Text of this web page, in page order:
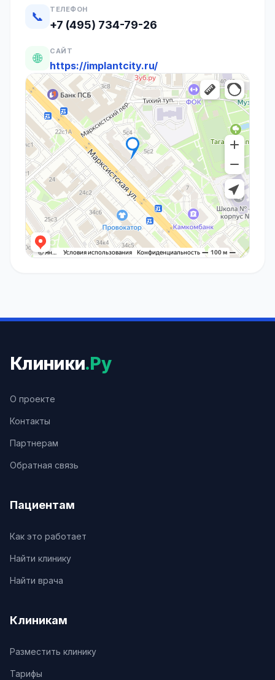
📞 ТЕЛЕФОН
+7 (495) 734-79-26
🌐 САЙТ
https://implantcity.ru/
Клиники.Ру
О проекте
Контакты
Партнерам
Обратная связь
Пациентам
Как это работает
Найти клинику
Найти врача
Клиникам
Разместить клинику
Тарифы